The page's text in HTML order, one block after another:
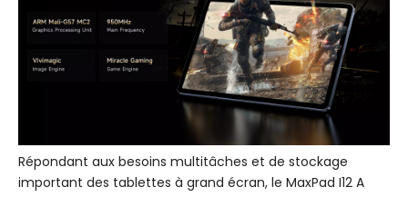
Répondant aux besoins multitâches et de stockage
important des tablettes à grand écran, le MaxPad I12 A